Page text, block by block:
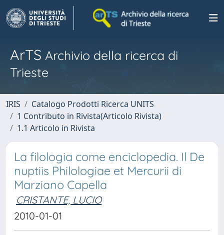
ArTS Archivio della ricerca di
Trieste
IRIS
Catalogo Prodotti Ricerca UNITS
1 Contributo in Rivista(Articolo Rivista)
1.1 Articolo in Rivista
La filologia come enciclopedia. Il De
nuptiis Philologiae et Mercurii di
Marziano Capella
CRISTANTE, LUCIO
2010-01-01